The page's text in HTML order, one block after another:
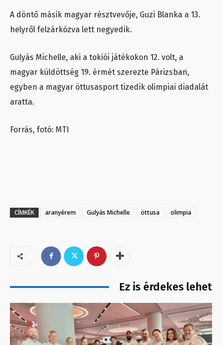
A döntő másik magyar résztvevője, Guzi Blanka a 13.
helyről felzárkózva lett negyedik.
Gulyás Michelle, aki a tokiói játékokon 12. volt, a
magyar küldöttség 19. érmét szerezte Párizsban,
egyben a magyar öttusasport tizedik olimpiai diadalát
aratta.
Forrás, fotó: MTI
CÍMKÉK aranyérem Gulyás Michelle öttusa olimpia
Ez is érdekes lehet